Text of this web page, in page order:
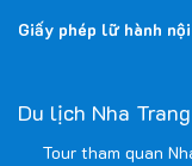
Giấy phép lữ hành
Du lịch Nha Trang
Tour tham quan